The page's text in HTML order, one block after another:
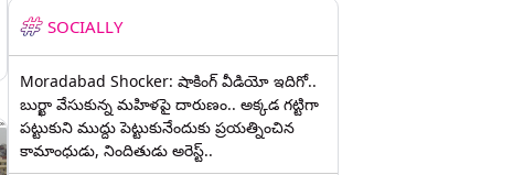
SOCIALLY
Moradabad Shocker: షాకింగ్ వీడియో ఇదిగో..
బుర్ఖా వేసుకున్న మహిళపై దారుణం.. అక్కడ గట్టిగా
పట్టుకుని ముద్దు పెట్టుకునేందుకు ప్రయత్నించిన
కామాంధుడు, నిందితుడు అరెస్ట్..